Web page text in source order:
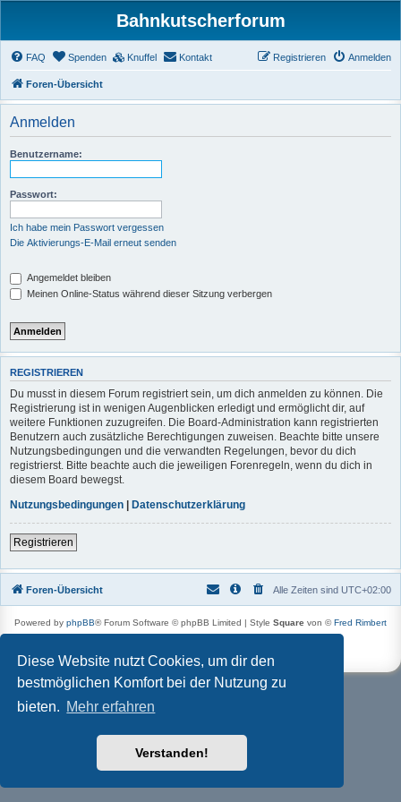
Diese Website nutzt Cookies, um dir den
bestmöglichen Komfort bei der Nutzung zu
bieten. Mehr erfahren
Verstanden!
Bahnkutscherforum
FAQ Spenden Knuffel Kontakt Anmelden
Registrieren
Foren-Übersicht
Anmelden
Benutzername:
Passwort:
Ich habe mein Passwort vergessen
Die Aktivierungs-E-Mail erneut senden
Angemeldet bleiben
Meinen Online-Status während dieser Sitzung verbergen
REGISTRIEREN
Du musst in diesem Forum registriert sein, um dich anmelden zu können. Die
Registrierung ist in wenigen Augenblicken erledigt und ermöglicht dir, auf
weitere Funktionen zuzugreifen. Die Board-Administration kann registrierten
Benutzern auch zusätzliche Berechtigungen zuweisen. Beachte bitte unsere
Nutzungsbedingungen und die verwandten Regelungen, bevor du dich
registrierst. Bitte beachte auch die jeweiligen Forenregeln, wenn du dich in
diesem Board bewegst.
Nutzungsbedingungen | Datenschutzerklärung
Registrieren
Foren-Übersicht Alle Zeiten sind UTC+02:00
Powered by phpBB® Forum Software © phpBB Limited | Style Square von ©Fred Rimbert
Datenschutz |Nutzungsbedingungen